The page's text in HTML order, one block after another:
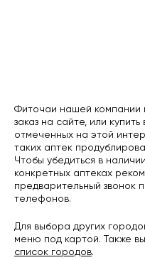
Фиточаи нашей компании
заказ на сайте, или
отмеченных на этой
таких аптек
Чтобы убедиться в
конкретных аптеках
предварительный звонок
телефонов.
Для выбора других
меню под картой. Также
список городов.